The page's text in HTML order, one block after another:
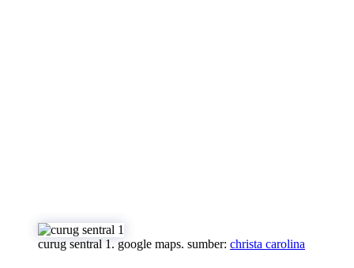
curug sentral 1. google maps. sumber: christa carolina